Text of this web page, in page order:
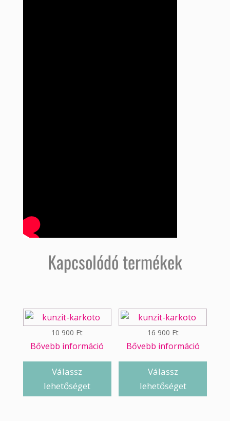
Kapcsolódó termékek
10 900 Ft
Bővebb információ
Válassz
lehetőséget
16 900 Ft
Bővebb információ
Válassz
lehetőséget